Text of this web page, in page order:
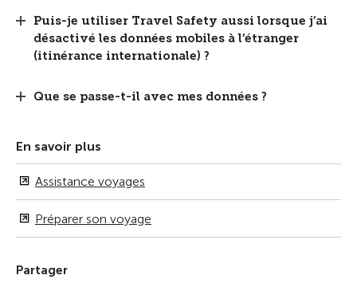
Puis-je utiliser Travel Safety aussi lorsque j’ai
désactivé les données mobiles à l’étranger
(itinérance internationale) ?
Que se passe-t-il avec mes données ?
En savoir plus
Assistance voyages
Préparer son voyage
Partager